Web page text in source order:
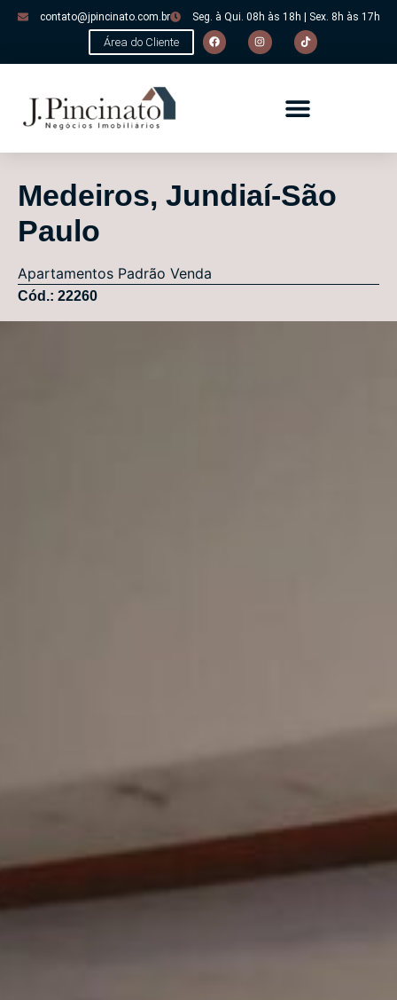
contato@jpincinato.com.br Seg. à Qui. 08h às 18h | Sex. 8h às 17h
Área do Cliente
Medeiros, Jundiaí-São
Paulo
Apartamentos Padrão Venda
Cód.: 22260